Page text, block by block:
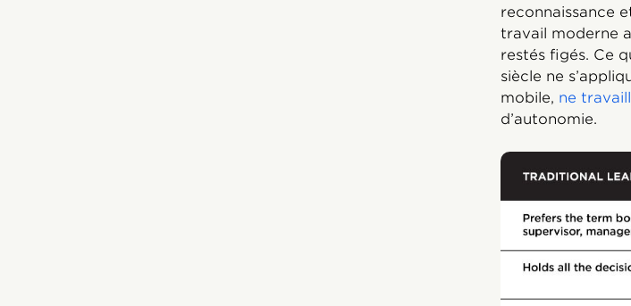
reconnaissance
travail moderne
restés figés. Ce
siècle ne
mobile, ne
d’autonomie.